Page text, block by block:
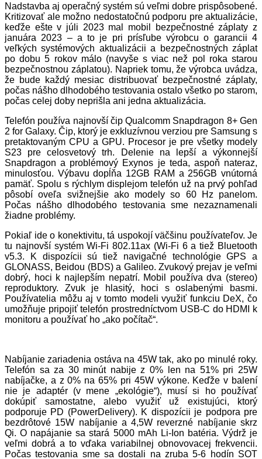
Nadstavba aj operačný systém sú veľmi dobre prispôsobené.
Kritizovať ale možno nedostatočnú podporu pre aktualizácie,
keďže ešte v júli 2023 mal mobil bezpečnostné záplaty z
januára 2023 – a to je pri prísľube výrobcu o garancii 4
veľkých systémových aktualizácii a bezpečnostných záplat
po dobu 5 rokov málo (navyše s viac než pol roka starou
bezpečnostnou záplatou). Napriek tomu, že výrobca uvádza,
že bude každý mesiac distribuovať bezpečnostné záplaty,
počas nášho dlhodobého testovania ostalo všetko po starom,
počas celej doby neprišla ani jedna aktualizácia.
Telefón používa najnovší čip Qualcomm Snapdragon 8+ Gen
2 for Galaxy. Čip, ktorý je exkluzívnou verziou pre Samsung s
pretaktovaným CPU a GPU. Procesor je pre všetky modely
S23 pre celosvetový trh. Delenie na lepší a výkonnejší
Snapdragon a problémový Exynos je teda, aspoň nateraz,
minulosťou. Výbavu dopĺňa 12GB RAM a 256GB vnútorná
pamäť. Spolu s rýchlym displejom telefón už na prvý pohľad
pôsobí oveľa svižnejšie ako modely so 60 Hz panelom.
Počas nášho dlhodobého testovania sme nezaznamenali
žiadne problémy.
Pokiaľ ide o konektivitu, tá uspokojí väčšinu používateľov. Je
tu najnovší systém Wi-Fi 802.11ax (Wi-Fi 6 a tiež Bluetooth
v5.3. K dispozícii sú tiež navigačné technológie GPS a
GLONASS, Beidou (BDS) a Galileo. Zvukový prejav je veľmi
dobrý, hoci k najlepším nepatrí. Mobil používa dva (stereo)
reproduktory. Zvuk je hlasitý, hoci s oslabenými basmi.
Používatelia môžu aj v tomto modeli využiť funkciu DeX, čo
umožňuje pripojiť telefón prostredníctvom USB-C do HDMI k
monitoru a používať ho „ako počítač“.
Nabíjanie zariadenia ostáva na 45W tak, ako po minulé roky.
Telefón sa za 30 minút nabije z 0% len na 51% pri 25W
nabíjačke, a z 0% na 65% pri 45W výkone. Keďže v balení
nie je adaptér (v mene „ekológie“), musí si ho používať
dokúpiť samostatne, alebo využiť už existujúci, ktorý
podporuje PD (PowerDelivery). K dispozícii je podpora pre
bezdrôtové 15W nabíjanie a 4,5W reverzné nabíjanie skrz
Qi. O napájanie sa stará 5000 mAh Li-Ion batéria. Výdrž je
veľmi dobrá a to vďaka variabilnej obnovovacej frekvencii.
Počas testovania sme sa dostali na zruba 5-6 hodín SOT